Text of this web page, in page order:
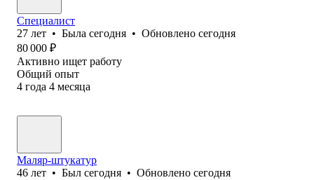
Специалист
27 лет • Была сегодня • Обновлено сегодня
80 000 ₽
Активно ищет работу
Общий опыт
4 года 4 месяца
Маляр-штукатур
46 лет • Был сегодня • Обновлено сегодня